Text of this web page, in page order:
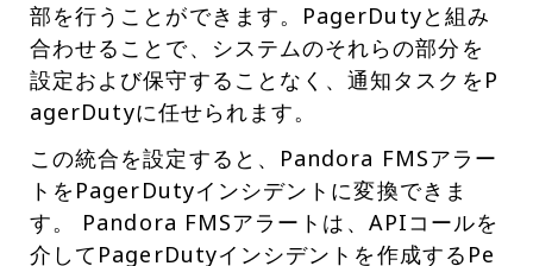
部を行うことができます。PagerDutyと組み
合わせることで、システムのそれらの部分を
設定および保守することなく、通知タスクをP
agerDutyに任せられます。
この統合を設定すると、Pandora FMSアラー
トをPagerDutyインシデントに変換できま
す。 Pandora FMSアラートは、APIコールを
介してPagerDutyインシデントを作成するPe